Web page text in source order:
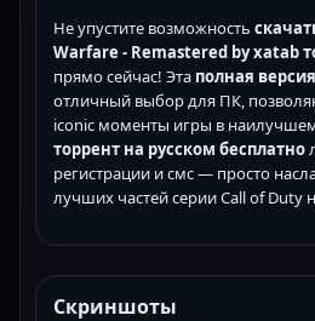
Не упустите возможность
Warfare - Remastered by xatab
прямо сейчас! Эта полная
отличный выбор для ПК,
iconic моменты игры в наилучшем
торрент на русском бесплатно
регистрации и смс — просто
лучших частей серии Call of
Скриншоты